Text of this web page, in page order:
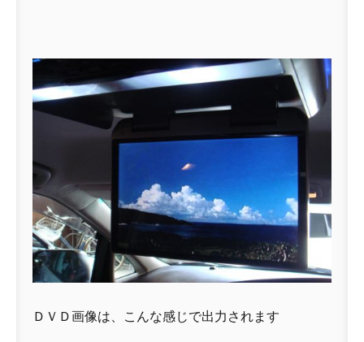
ＤＶＤ画像は、こんな感じで出力されます